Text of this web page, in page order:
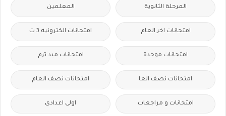
المرحلة الثانوية المعلمين
امتحانات اخر العام امتحانات الكترونيه 3 ث
امتحانات موحدة امتحانات ميد ترم
امتحانات نصف العا امتحانات نصف العام
امتحانات و مراجعات اولى اعدادى